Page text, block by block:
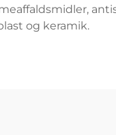
og keramik.